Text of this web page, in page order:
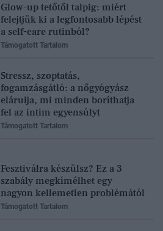
Glow-up tetőtől talpig: miért
felejtjük ki a legfontosabb lépést
a self-care rutinból?
Támogatott Tartalom
Stressz, szoptatás,
fogamzásgátló: a nőgyógyász
elárulja, mi minden boríthatja
fel az intim egyensúlyt
Támogatott Tartalom
Fesztiválra készülsz? Ez a 3
szabály megkímélhet egy
nagyon kellemetlen problémától
Támogatott Tartalom